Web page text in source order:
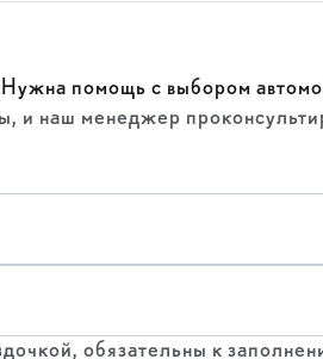
Нужна помощь с выбором
и наш менеджер
обязательны к